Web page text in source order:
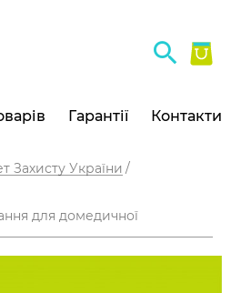
Гарантії Контакти
Захисту України
для домедичної